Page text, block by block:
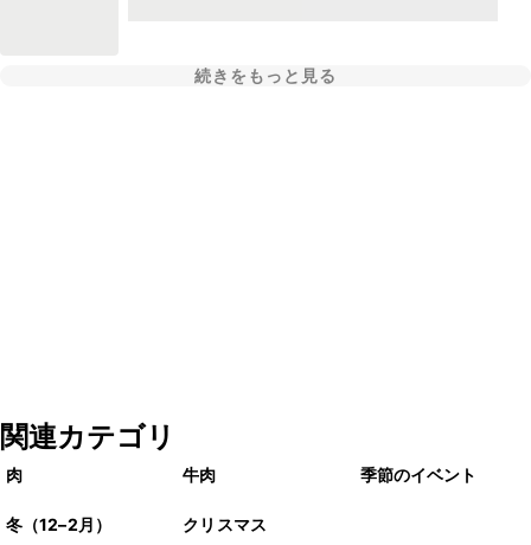
続きをもっと見る
関連カテゴリ
肉 牛肉 季節のイベント
冬（12–2月）
クリスマス